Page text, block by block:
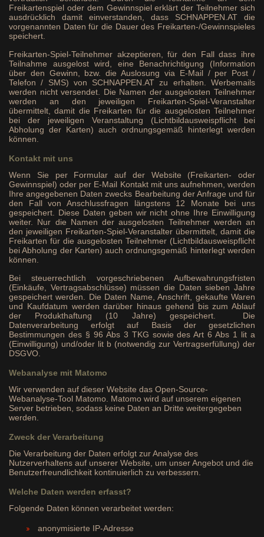
Freikartenspiel oder dem Gewinnspiel erklärt der Teilnehmer sich
ausdrücklich damit einverstanden, dass SCHNAPPEN.AT die
vorgenannten Daten für die Dauer des Freikarten-/Gewinnspieles
speichert.
Freikarten-Spiel-Teilnehmer akzeptieren, für den Fall dass ihre
Teilnahme ausgelost wird, eine Benachrichtigung (Information
über den Gewinn, bzw. die Auslosung via E-Mail / per Post /
Telefon / SMS) von SCHNAPPEN.AT zu erhalten. Werbemails
werden nicht versendet. Die Namen der ausgelosten Teilnehmer
werden an den jeweiligen Freikarten-Spiel-Veranstalter
übermittelt, damit die Freikarten für die ausgelosten Teilnehmer
bei der jeweiligen Veranstaltung (Lichtbildausweispflicht bei
Abholung der Karten) auch ordnungsgemäß hinterlegt werden
können.
Kontakt mit uns
Wenn Sie per Formular auf der Website (Freikarten- oder
Gewinnspiel) oder per E-Mail Kontakt mit uns aufnehmen, werden
Ihre angegebenen Daten zwecks Bearbeitung der Anfrage und für
den Fall von Anschlussfragen längstens 12 Monate bei uns
gespeichert. Diese Daten geben wir nicht ohne Ihre Einwilligung
weiter. Nur die Namen der ausgelosten Teilnehmer werden an
den jeweiligen Freikarten-Spiel-Veranstalter übermittelt, damit die
Freikarten für die ausgelosten Teilnehmer (Lichtbildausweispflicht
bei Abholung der Karten) auch ordnungsgemäß hinterlegt werden
können.
Bei steuerrechtlich vorgeschriebenen Aufbewahrungsfristen
(Einkäufe, Vertragsabschlüsse) müssen die Daten sieben Jahre
gespeichert werden. Die Daten Name, Anschrift, gekaufte Waren
und Kaufdatum werden darüber hinaus gehend bis zum Ablauf
der Produkthaftung (10 Jahre) gespeichert. Die
Datenverarbeitung erfolgt auf Basis der gesetzlichen
Bestimmungen des § 96 Abs 3 TKG sowie des Art 6 Abs 1 lit a
(Einwilligung) und/oder lit b (notwendig zur Vertragserfüllung) der
DSGVO.
Webanalyse mit Matomo
Wir verwenden auf dieser Website das Open-Source-
Webanalyse-Tool Matomo. Matomo wird auf unserem eigenen
Server betrieben, sodass keine Daten an Dritte weitergegeben
werden.
Zweck der Verarbeitung
Die Verarbeitung der Daten erfolgt zur Analyse des
Nutzerverhaltens auf unserer Website, um unser Angebot und die
Benutzerfreundlichkeit kontinuierlich zu verbessern.
Welche Daten werden erfasst?
Folgende Daten können verarbeitet werden:
anonymisierte IP-Adresse